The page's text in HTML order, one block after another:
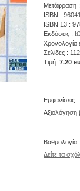
Μετάφραση
ISBN :
ISBN 13 :
Εκδόσεις :
Χρονολογία
Σελίδες : 112
Τιμή: 7.20
Εμφανίσεις
Αξιολόγηση
Βαθμολογία:
Δείτε τα